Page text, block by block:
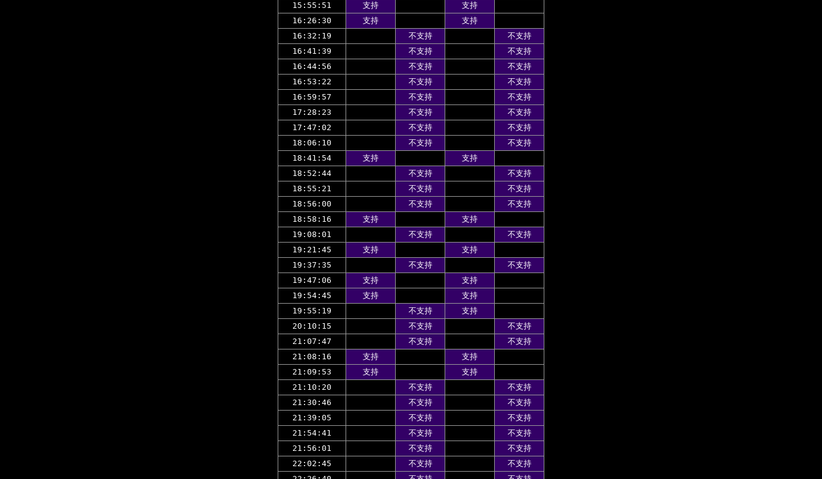
15:55:51
支持
支持
16:26:30
支持
支持
16:32:19
不支持
不支持
16:41:39
不支持
不支持
16:44:56
不支持
不支持
16:53:22
不支持
不支持
16:59:57
不支持
不支持
17:28:23
不支持
不支持
17:47:02
不支持
不支持
18:06:10
不支持
不支持
18:41:54
支持
支持
18:52:44
不支持
不支持
18:55:21
不支持
不支持
18:56:00
不支持
不支持
18:58:16
支持
支持
19:08:01
不支持
不支持
19:21:45
支持
支持
19:37:35
不支持
不支持
19:47:06
支持
支持
19:54:45
支持
支持
19:55:19
不支持
支持
20:10:15
不支持
不支持
21:07:47
不支持
不支持
21:08:16
支持
支持
21:09:53
支持
支持
21:10:20
不支持
不支持
21:30:46
不支持
不支持
21:39:05
不支持
不支持
21:54:41
不支持
不支持
21:56:01
不支持
不支持
22:02:45
不支持
不支持